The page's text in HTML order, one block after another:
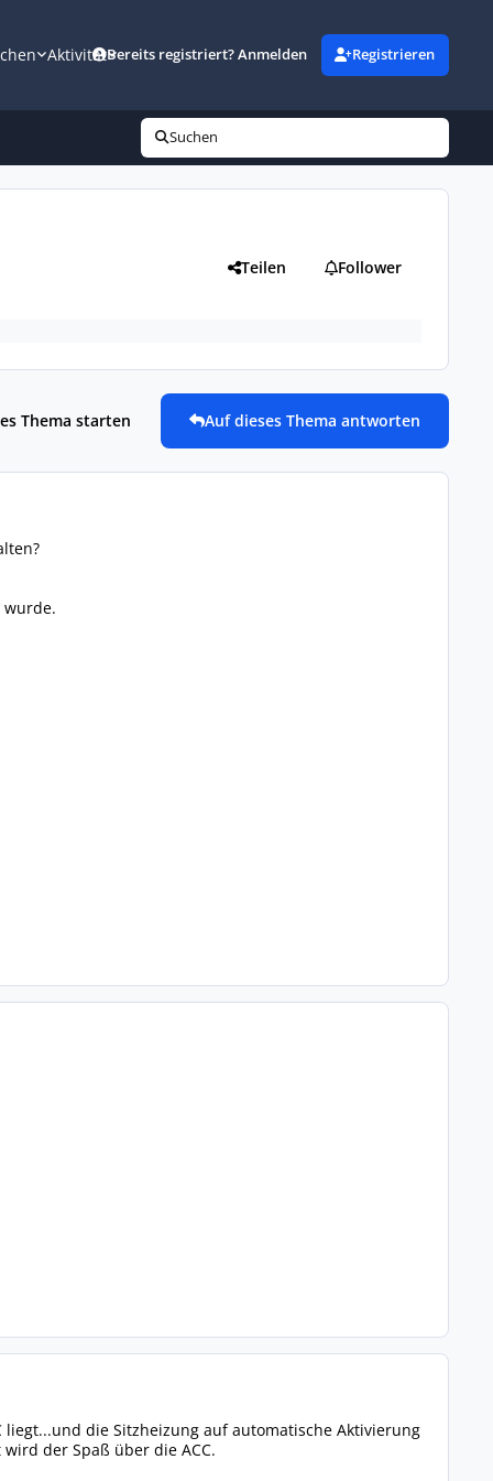
AktivitätBereits registriert? Anmelden Registrieren
Suchen
Teilen Follower
Thema starten Auf dieses Thema antworten
wurde.
die Sitzheizung auf automatische Aktivierung
der Spaß über die ACC.